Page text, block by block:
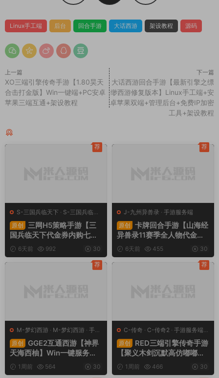
Linux手工端 后台 回合手游 大话西游 架设教程 源码
上一篇
XO三端引擎传奇手游【1.80昊天
合击打金版】Win一键端+PC安卓
苹果三端互通+架设教程
下一篇
大话西游回合手游【最新引擎之缥
缈西游修复版本】Linux手工端+安
卓苹果双端+管理后台+免费IP加密
工具+架设教程
S-三国兵临天下 · S-三国兵临天
下· 手游服务端·页游服务端
原创
三网H5策略手游【三
国兵临天下代金券内购七合
修复版】Linux手工服务端
+管理后台+GM授权后台
+简易安卓客户端+视频架设
6天前 992 30
荐
J-九州异兽录 · 手游服务端
原创
卡牌回合手游【山海经
异兽录11赛季全人物代金券
内购版】Win一键服务端+授
权GM后台+管理后台+热更
修改工具+安卓+视频架设教
6天前 455 30
荐
M-梦幻西游 · M-梦幻西游 · 手游
服务端 · 端游服务端
原创
GGE2互通西游【神界
天海西柚】Win一键服务端
+安卓苹果PC三端+内置GM
工具+全套源码+视频架设教
1周前 564 30
荐
C-传奇 · C-传奇2 · 手游服务端·
端游服务端
原创
RED三端引擎传奇手游
【聚义木剑沉默高仿嘟嘟沉
默】Win一键服务端+安卓苹
果PC三端+视频架设教程
1周前 466 30
荐